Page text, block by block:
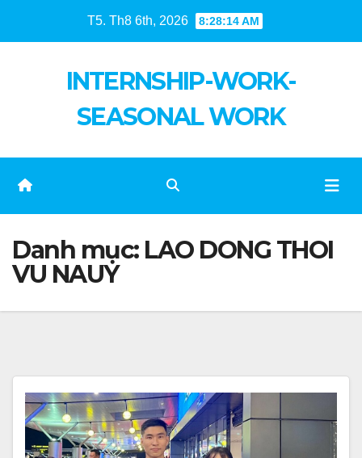
T5. Th8 6th, 2026 8:28:15 AM
INTERNSHIP-WORK-
SEASONAL WORK
Danh mục: LAO DONG THOI
VU NAUY